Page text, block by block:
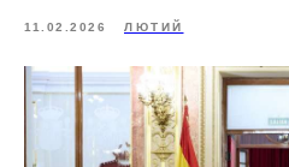
11.02.2026 ЛЮТИЙ